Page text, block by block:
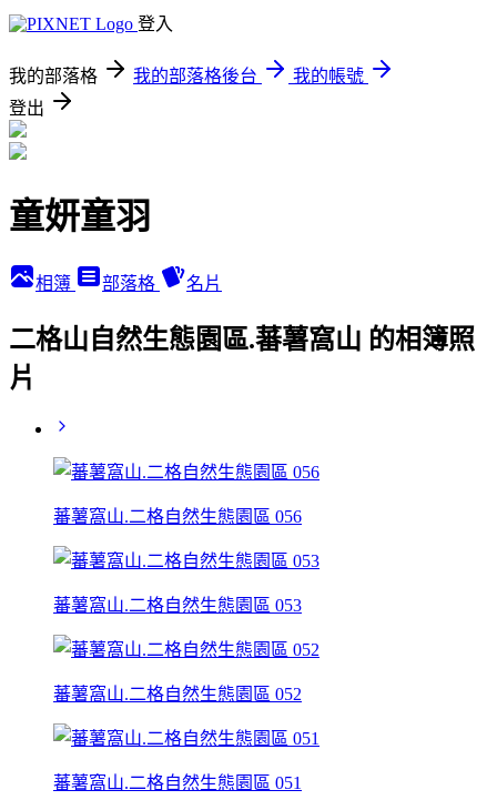
登入
我的部落格 我的部落格後台
我的帳號
登出
童妍童羽
相簿 部落格 名片
二格山自然生態園區.蕃薯窩山 的相簿照
片
蕃薯窩山.二格自然生態園區 056
蕃薯窩山.二格自然生態園區 053
蕃薯窩山.二格自然生態園區 052
蕃薯窩山.二格自然生態園區 051